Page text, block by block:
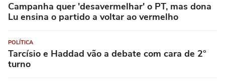
Campanha quer 'desavermelhar' o PT, mas dona
Lu ensina o partido a voltar ao vermelho
POLÍTICA
Tarcísio e Haddad vão a debate com cara de 2°
turno